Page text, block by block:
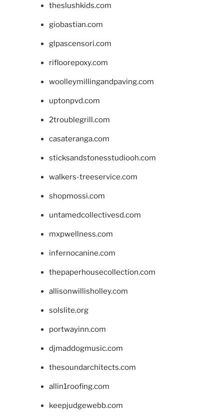
theslushkids.com
giobastian.com
glpascensori.com
rifloorepoxy.com
woolleymillingandpaving.com
uptonpvd.com
2troublegrill.com
casateranga.com
sticksandstonesstudiooh.com
walkers-treeservice.com
shopmossi.com
untamedcollectivesd.com
mxpwellness.com
infernocanine.com
thepaperhousecollection.com
allisonwillisholley.com
solslite.org
portwayinn.com
djmaddogmusic.com
thesoundarchitects.com
allin1roofing.com
keepjudgewebb.com